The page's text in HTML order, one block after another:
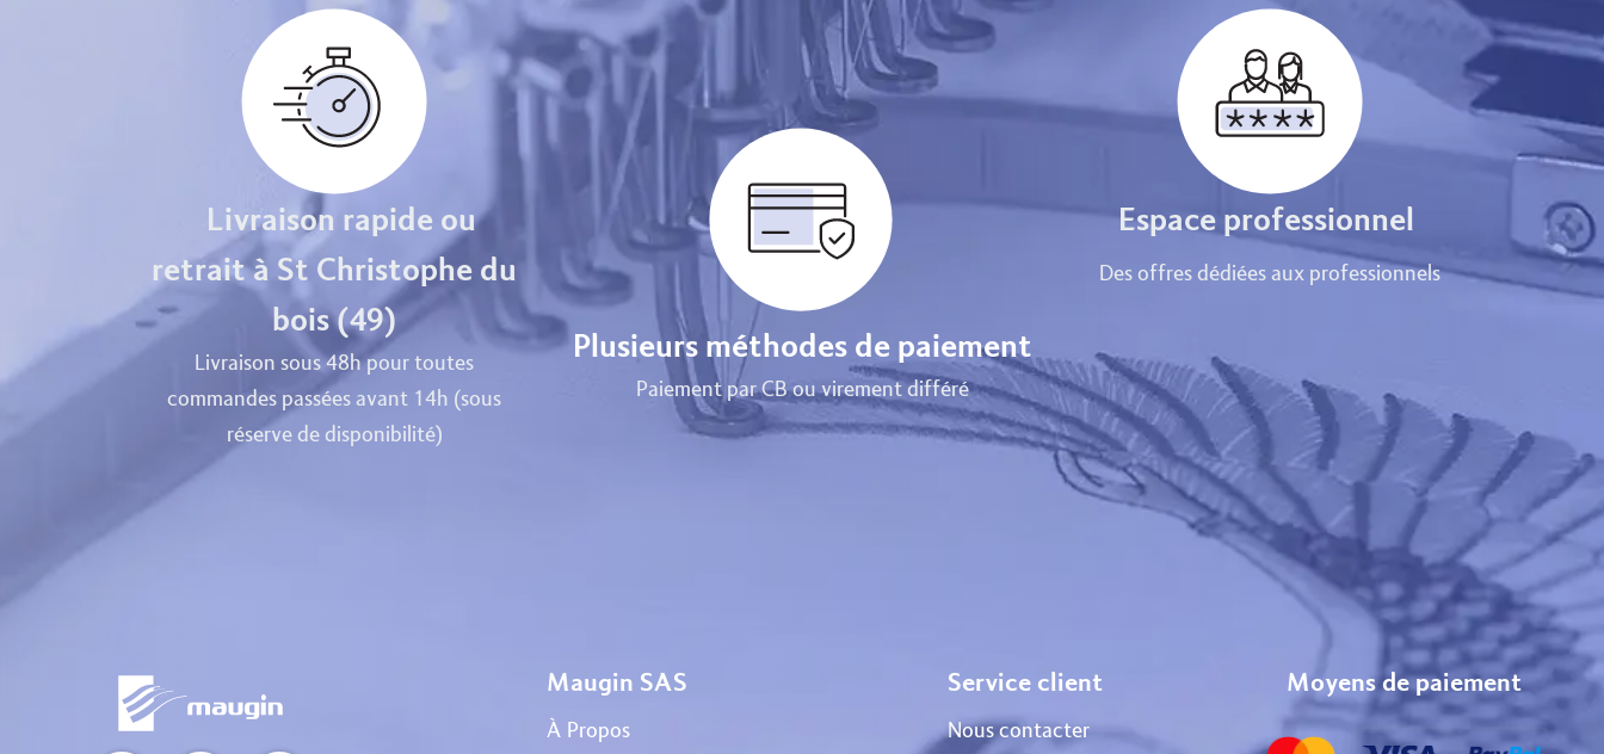
Plusieurs méthodes de paiement
Paiement par CB ou virement différé
Espace professionnel
Des offres dédiées aux professionnels
Livraison rapide ou
retrait à St Christophe du
bois (49)
Livraison sous 48h pour toutes
commandes passées avant 14h (sous
réserve de disponibilité)
Maugin SAS
À Propos
Service client
Nous contacter
Moyens de paiement